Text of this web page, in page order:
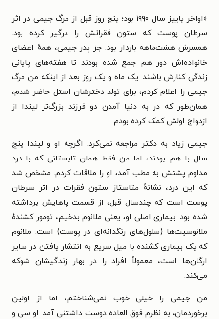
«اواخر پاییز سال ۱۹۹۰ بود؛ پنج روز قبل از مرگ جیمی در اثر
سرطان پوست که ستون فقراتش را درگیر کرده بود.
همسرش هشت‌ماهه باردار بود. جز پدر جیمی، همهٔ اعضای
خانواده‌اش دور هم جمع شده بودند تا هفته‌های پایانی
زندگی کنارش باشند. یک ماه و یک روز بعد از اینکه من مرگ
جیمی را اعلام کردم، برای تولد دخترشان استل حاضر شدم،
همان‌طور که در به دنیا آمدن دو فرزند بزرگ‌تر لیندا از
ازدواج اولش کمک کرده بودم.
جیمی زیاد به دکتر مراجعه نمی‌کرد. اگرچه او و لیندا پنج
سال با هم بودند، اما من فقط همان تابستانی که با درد
مداوم پشتش به مطب آمد، او را ملاقات کردم. مشخص شد
که این درد، نشانهٔ متاستاز ستون فقرات در اثر سرطان
پوست است که چندسال قبل، از قسمت پاهایش برداشته
شده بود. بیماری اصلی او، یعنی ملانوم بدخیم، تومور کشندهٔ
ملانوسیت‌ها (سلول‌های رنگدانه‌ای در پوست) است. ملانوم
که یک بیماری کشنده با میل سریع به انتشار یافتن در سایر
ارگان‌ها است، معمولاً افراد را در بهار زندگیشان شوکه
می‌کند.
من جیمی را خیلی خوب نمی‌شناختم، اما از اولین
برخوردمان، به نظرم فوق العاده دوست داشتنی آمد. او سی و